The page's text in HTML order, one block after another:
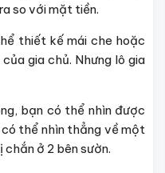
so với mặt tiền.
thiết kế mái che hoặc
gia chủ. Nhưng lô gia
bạn có thể nhìn được
có thể nhìn thẳng về một
ở 2 bên sườn.